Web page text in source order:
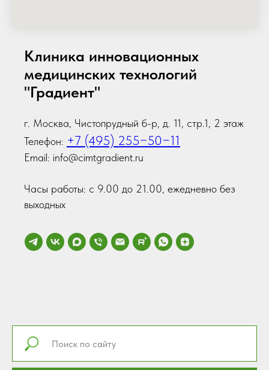
Клиника инновационных
медицинских технологий
"Градиент"
г. Москва, Чистопрудный б-р, д. 11, стр.1, 2 этаж
Телефон: +7 (495) 255−50−11
Email: info@cimtgradient.ru
Часы работы: с 9.00 до 21.00, ежедневно без
выходных